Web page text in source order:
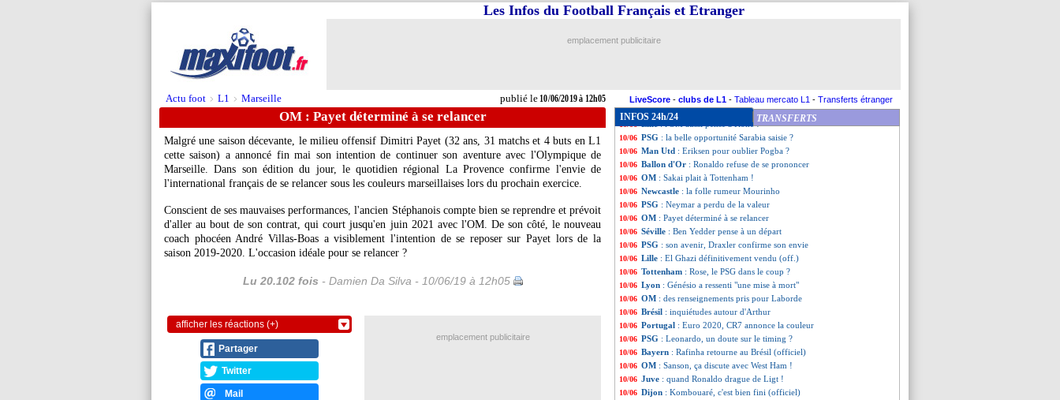
Actu foot > L1 > Marseille publié le10/06/2019 à 12h05
Les Infos du Football Français et Etranger
emplacement publicitaire
LiveScore - clubs de L1 - Tableau mercato L1 - Transferts étranger
OM : Payet déterminé à se relancer
Malgré une saison décevante, le milieu offensif Dimitri Payet (32 ans, 31 matchs et 4 buts en L1
cette saison) a annoncé fin mai son intention de continuer son aventure avec l'Olympique de
Marseille. Dans son édition du jour, le quotidien régional La Provence confirme l'envie de
l'international français de se relancer sous les couleurs marseillaises lors du prochain exercice.
Conscient de ses mauvaises performances, l'ancien Stéphanois compte bien se reprendre et prévoit
d'aller au bout de son contrat, qui court jusqu'en juin 2021 avec l'OM. De son côté, le nouveau
coach phocéen André Villas-Boas a visiblement l'intention de se reposer sur Payet lors de la
saison 2019-2020. L'occasion idéale pour se relancer ?
Lu 20.102 fois - Damien Da Silva - 10/06/19 à 12h05
afficher les réactions (+)
Partager
Twitter
Mail
INFOS 24h/24 TRANSFERTS
10/06 Real: Pintus, le préparateur physique s'en va
10/06 PSG: Areola se projette sur l'avenir
10/06 Portugal
10/06 PSG: Griezmann-Mbappé, l'improbable rumeur
10/06 Roma: Gonalons au rebond en Angleterre ?
: l'OM aussi pense à Kone !
10/06 PSG : la belle opportunité Sarabia saisie ?
10/06 Man Utd : Eriksen pour oublier Pogba ?
10/06 Ballon d'Or : Ronaldo refuse de se prononcer
10/06 OM : Sakai plait à Tottenham !
10/06 Newcastle : la folle rumeur Mourinho
10/06 PSG : Neymar a perdu de la valeur
10/06 OM : Payet déterminé à se relancer
10/06 Séville : Ben Yedder pense à un départ
10/06 PSG : son avenir, Draxler confirme son envie
10/06 Lille : El Ghazi définitivement vendu (off.)
10/06 Tottenham : Rose, le PSG dans le coup ?
10/06 Lyon : Génésio a ressenti "une mise à mort"
10/06 OM : des renseignements pris pour Laborde
10/06 Brésil : inquiétudes autour d'Arthur
10/06 Portugal : Euro 2020, CR7 annonce la couleur
10/06 PSG : Leonardo, un doute sur le timing ?
10/06 Bayern : Rafinha retourne au Brésil (officiel)
10/06 OM : Sanson, ça discute avec West Ham !
10/06 Juve : quand Ronaldo drague de Ligt !
10/06 Dijon : Kombouaré, c'est bien fini (officiel)
emplacement publicitaire